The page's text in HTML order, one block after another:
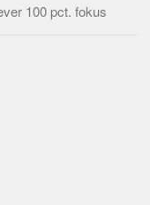
100 pct. fokus